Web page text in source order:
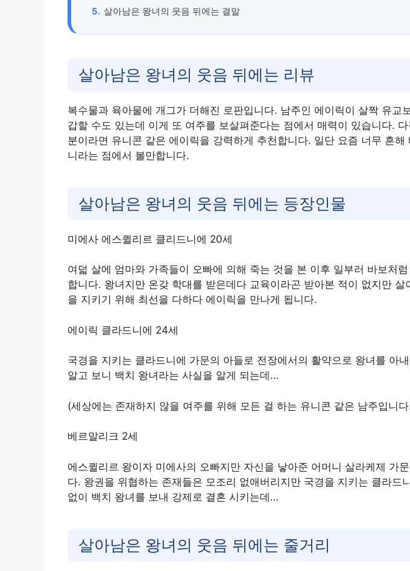
살아남은 왕녀의 웃음 뒤에는 결말
살아남은 왕녀의 웃음 뒤에는 리뷰
복수물과 육아물에 개그가 더해진 로판입니다. 남주인 에이릭이 살짝 유교
갑할 수도 있는데 이게 또 여주를 보살펴준다는 점에서 매력이 있습니다.
분이라면 유니콘 같은 에이릭을 강력하게 추천합니다. 일단 요즘 너무 흔
니라는 점에서 볼만합니다.
살아남은 왕녀의 웃음 뒤에는 등장인물
미에사 에스퀼리르 클리드니에 20세
여덟 살에 엄마와 가족들이 오빠에 의해 죽는 것을 본 이후 일부러 바보처
합니다. 왕녀지만 온갖 학대를 받은데다 교육이라곤 받아본 적이 없지만 살
을 지키기 위해 최선을 다하다 에이릭을 만나게 됩니다.
에이릭 클라드니에 24세
국경을 지키는 클라드니에 가문의 아들로 전장에서의 활약으로 왕녀를 아
알고 보니 백치 왕녀라는 사실을 알게 되는데…
(세상에는 존재하지 않을 여주를 위해 모든 걸 하는 유니콘 같은 남주입니
베르말리크 2세
에스퀼리르 왕이자 미에사의 오빠지만 자신을 낳아준 어머니 살라케제 가
다. 왕권을 위협하는 존재들은 모조리 없애버리지만 국경을 지키는 클라드
없이 백치 왕녀를 보내 강제로 결혼 시키는데…
살아남은 왕녀의 웃음 뒤에는 줄거리